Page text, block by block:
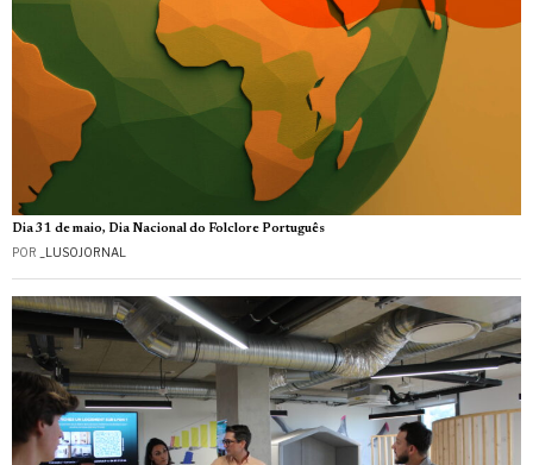
Dia 31 de maio, Dia Nacional do Folclore Português
POR _LUSOJORNAL